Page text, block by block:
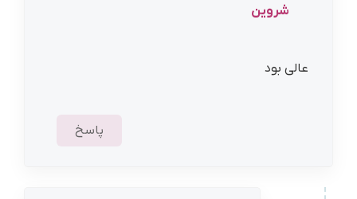
شروین
عالی بود
پاسخ